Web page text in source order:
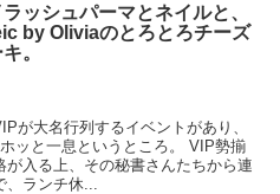
ッシュパーマとネイルと、
by Oliviaのとろとろチーズ
。
が大名行列するイベントがあり、
ッと一息というところ。 VIP勢揃
入る上、その秘書さんたちから連
ランチ休...